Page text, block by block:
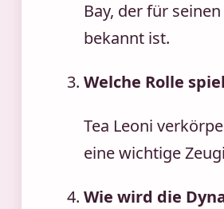
Bay, der für
bekannt ist.
Welche Rolle
Tea Leoni
eine wichtige
Wie wird die